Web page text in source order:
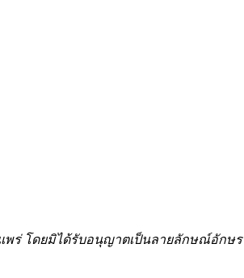
ร่ โดยมิได้รับอนุญาตเป็นลายลักษณ์อักษร